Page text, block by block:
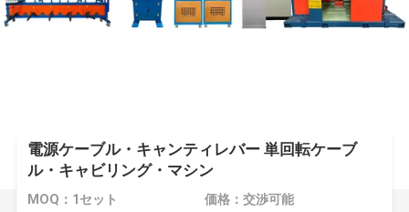
電源ケーブル・キャンティレバー 単回転ケーブ
ル・キャビリング・マシン
MOQ：1セット 価格：交渉可能